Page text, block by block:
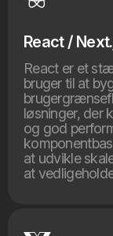
React /
React er et
bruger til at
løsninger, der
og god
at udvikle
at